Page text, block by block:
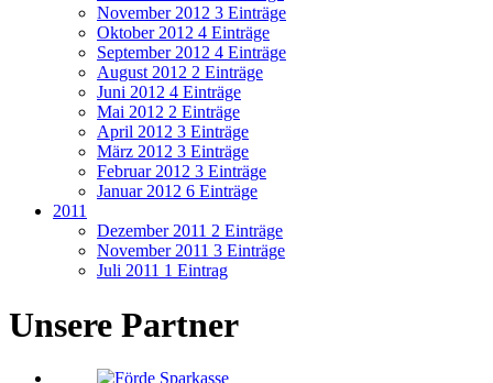
November 2012 3 Einträge
Oktober 2012 4 Einträge
September 2012 4 Einträge
August 2012 2 Einträge
Juni 2012 4 Einträge
Mai 2012 2 Einträge
April 2012 3 Einträge
März 2012 3 Einträge
Februar 2012 3 Einträge
Januar 2012 6 Einträge
2011
Dezember 2011 2 Einträge
November 2011 3 Einträge
Juli 2011 1 Eintrag
Unsere Partner